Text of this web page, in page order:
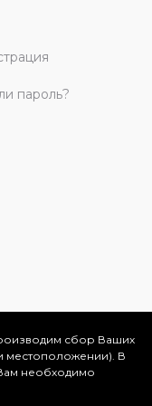
пароль?
ни
сбор Ваших
местоположении). В
необходимо